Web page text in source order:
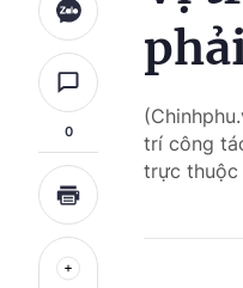
0
trí công
trực thuộc